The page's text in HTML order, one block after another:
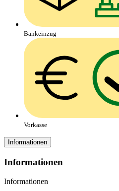
Bankeinzug
Vorkasse
Informationen
Informationen
Informationen